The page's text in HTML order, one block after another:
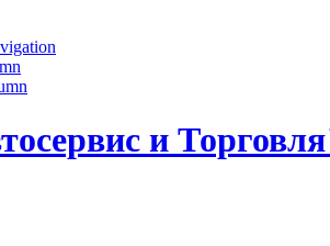
и